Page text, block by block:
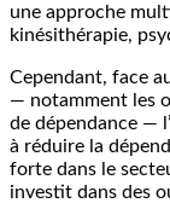
une approche
kinésithérapie,
Cependant, face
— notamment les
de dépendance —
à réduire la
forte dans le
investit dans des